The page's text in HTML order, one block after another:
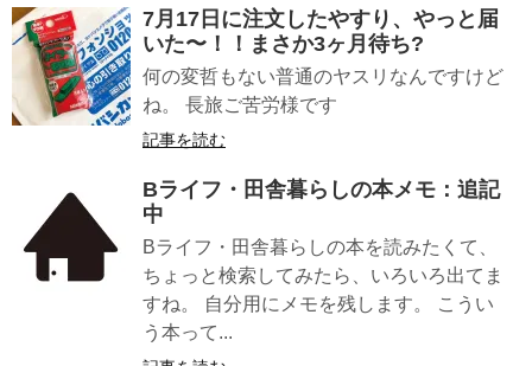
7月17日に注文したやすり、やっと届
いた〜！！まさか3ヶ月待ち?
何の変哲もない普通のヤスリなんですけど
ね。 長旅ご苦労様です
記事を読む
Bライフ・田舎暮らしの本メモ：追記
中
Bライフ・田舎暮らしの本を読みたくて、
ちょっと検索してみたら、いろいろ出てま
すね。 自分用にメモを残します。 こうい
う本って...